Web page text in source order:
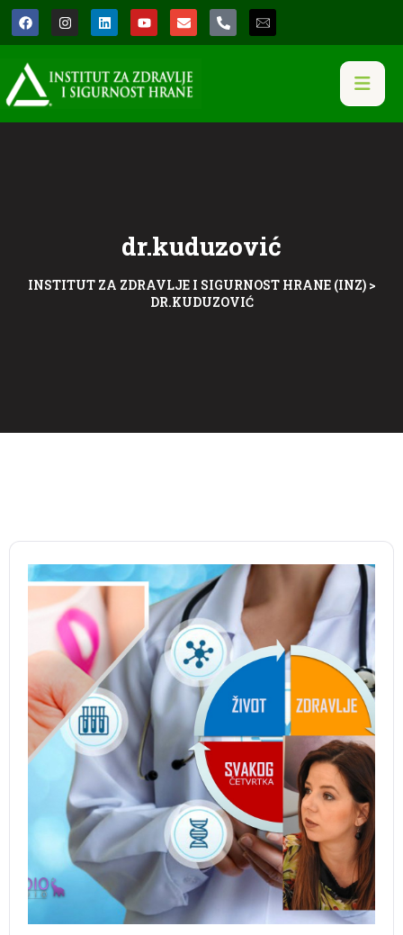
dr.kuduzović
INSTITUT ZA ZDRAVLJE I SIGURNOST HRANE (INZ)>
DR.KUDUZOVIĆ